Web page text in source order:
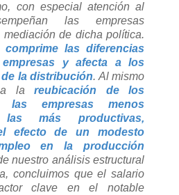
con especial atención al
las empresas
de dicha política.
las diferencias
y afecta a los
la distribución. Al mismo
a la reubicación de los
las empresas menos
más productivas,
efecto de un modesto
en la producción
nuestro análisis estructural
concluimos que el salario
clave en el notable